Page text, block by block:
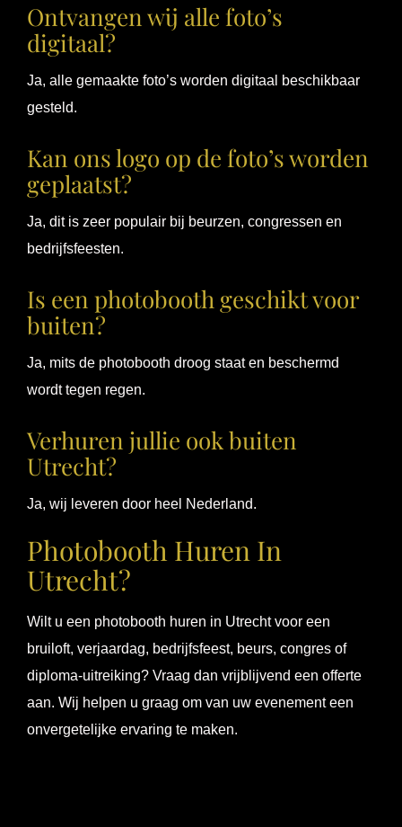
Ontvangen wij alle foto’s
digitaal?
Ja, alle gemaakte foto’s worden digitaal beschikbaar
gesteld.
Kan ons logo op de foto’s worden
geplaatst?
Ja, dit is zeer populair bij beurzen, congressen en
bedrijfsfeesten.
Is een photobooth geschikt voor
buiten?
Ja, mits de photobooth droog staat en beschermd
wordt tegen regen.
Verhuren jullie ook buiten
Utrecht?
Ja, wij leveren door heel Nederland.
Photobooth Huren In
Utrecht?
Wilt u een photobooth huren in Utrecht voor een
bruiloft, verjaardag, bedrijfsfeest, beurs, congres of
diploma-uitreiking? Vraag dan vrijblijvend een offerte
aan. Wij helpen u graag om van uw evenement een
onvergetelijke ervaring te maken.